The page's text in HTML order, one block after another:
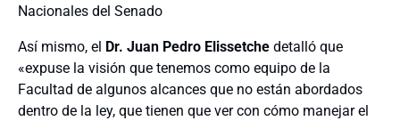
Nacionales del Senado
Así mismo, el Dr. Juan Pedro Elissetche detalló que
«expuse la visión que tenemos como equipo de la
Facultad de algunos alcances que no están abordados
dentro de la ley, que tienen que ver con cómo manejar el